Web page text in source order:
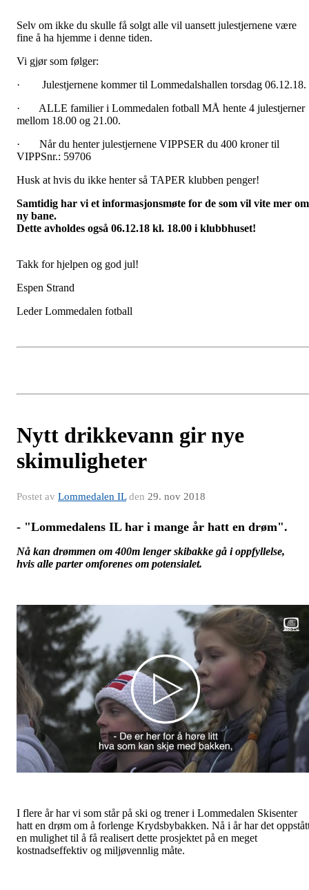
Selv om ikke du skulle få solgt alle vil uansett julestjernene være
fine å ha hjemme i denne tiden.
Vi gjør som følger:
· Julestjernene kommer til Lommedalshallen torsdag 06.12.18.
· ALLE familier i Lommedalen fotball MÅ hente 4 julestjerner
mellom 18.00 og 21.00.
· Når du henter julestjernene VIPPSER du 400 kroner til
VIPPSnr.: 59706
Husk at hvis du ikke henter så TAPER klubben penger!
Samtidig har vi et informasjonsmøte for de som vil vite mer om
ny bane.
Dette avholdes også 06.12.18 kl. 18.00 i klubbhuset!
Takk for hjelpen og god jul!
Espen Strand
Leder Lommedalen fotball
Nytt drikkevann gir nye
skimuligheter
Postet av Lommedalen ILden 29. nov 2018
- "Lommedalens IL har i mange år hatt en drøm".
Nå kan drømmen om 400m lenger skibakke gå i oppfyllelse,
hvis alle parter omforenes om potensialet.
I flere år har vi som står på ski og trener i Lommedalen Skisenter
hatt en drøm om å forlenge Krydsbybakken. Nå i år har det
en mulighet til å få realisert dette prosjektet på en meget
kostnadseffektiv og miljøvennlig måte.